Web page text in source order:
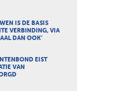
IS DE BASIS
VERBINDING, VIA
DAN OOK’
EIST
VAN